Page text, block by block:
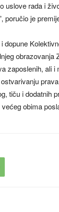
uslove rada i
poručio je
dopune
obrazovanja
zaposlenih, ali i
tiču i dodatnih
obima